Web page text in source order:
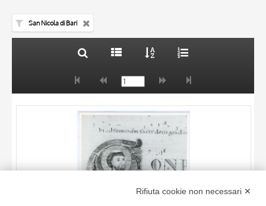
San Nicola di Bari
AUTORE
OGGETTO
LOCALIZZAZIONE
20 RISULTATI
Rifiuta cookie non necessari ✕